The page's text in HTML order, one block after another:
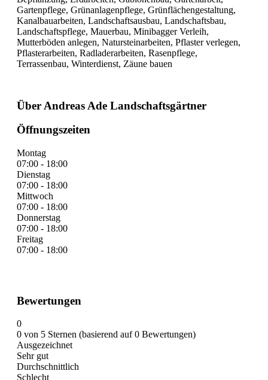
Gartenpflege, Grünanlagenpflege, Grünflächengestaltung,
Kanalbauarbeiten, Landschaftsausbau, Landschaftsbau,
Landschaftspflege, Mauerbau, Minibagger Verleih,
Mutterböden anlegen, Natursteinarbeiten, Pflaster verlegen,
Pflasterarbeiten, Radladerarbeiten, Rasenpflege,
Terrassenbau, Winterdienst, Zäune bauen
Über Andreas Ade Landschaftsgärtner
Öffnungszeiten
Montag
07:00 - 18:00
Dienstag
07:00 - 18:00
Mittwoch
07:00 - 18:00
Donnerstag
07:00 - 18:00
Freitag
07:00 - 18:00
Bewertungen
0
0 von 5 Sternen (basierend auf 0 Bewertungen)
Ausgezeichnet
Sehr gut
Durchschnittlich
Schlecht